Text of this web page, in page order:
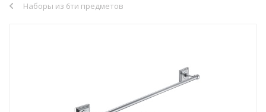
Наборы из 6ти предметов